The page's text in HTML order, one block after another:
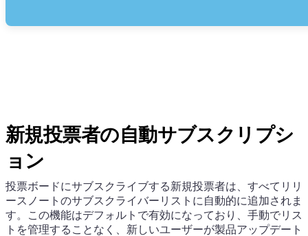
新規投票者の自動サブスクリプシ
ョン
投票ボードにサブスクライブする新規投票者は、すべてリリ
ースノートのサブスクライバーリストに自動的に追加されま
す。この機能はデフォルトで有効になっており、手動でリス
トを管理することなく、新しいユーザーが製品アップデート